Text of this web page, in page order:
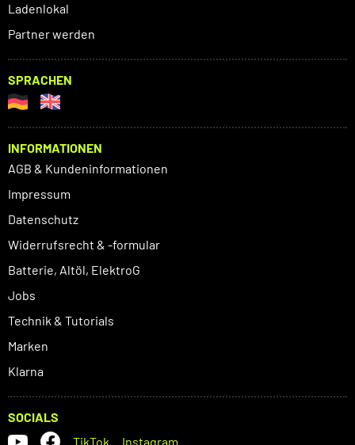
Ladenlokal
Partner werden
SPRACHEN
INFORMATIONEN
AGB & Kundeninformationen
Impressum
Datenschutz
Widerrufsrecht & -formular
Batterie, Altöl, ElektroG
Jobs
Technik & Tutorials
Marken
Klarna
SOCIALS
TikTok
Instagram